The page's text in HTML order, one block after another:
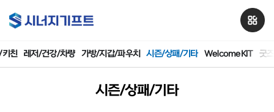
친 레저/건강/차량 가방/지갑/파우치 시즌/상패/기타 WelcomeKIT 굿즈
시즌/상패/기타